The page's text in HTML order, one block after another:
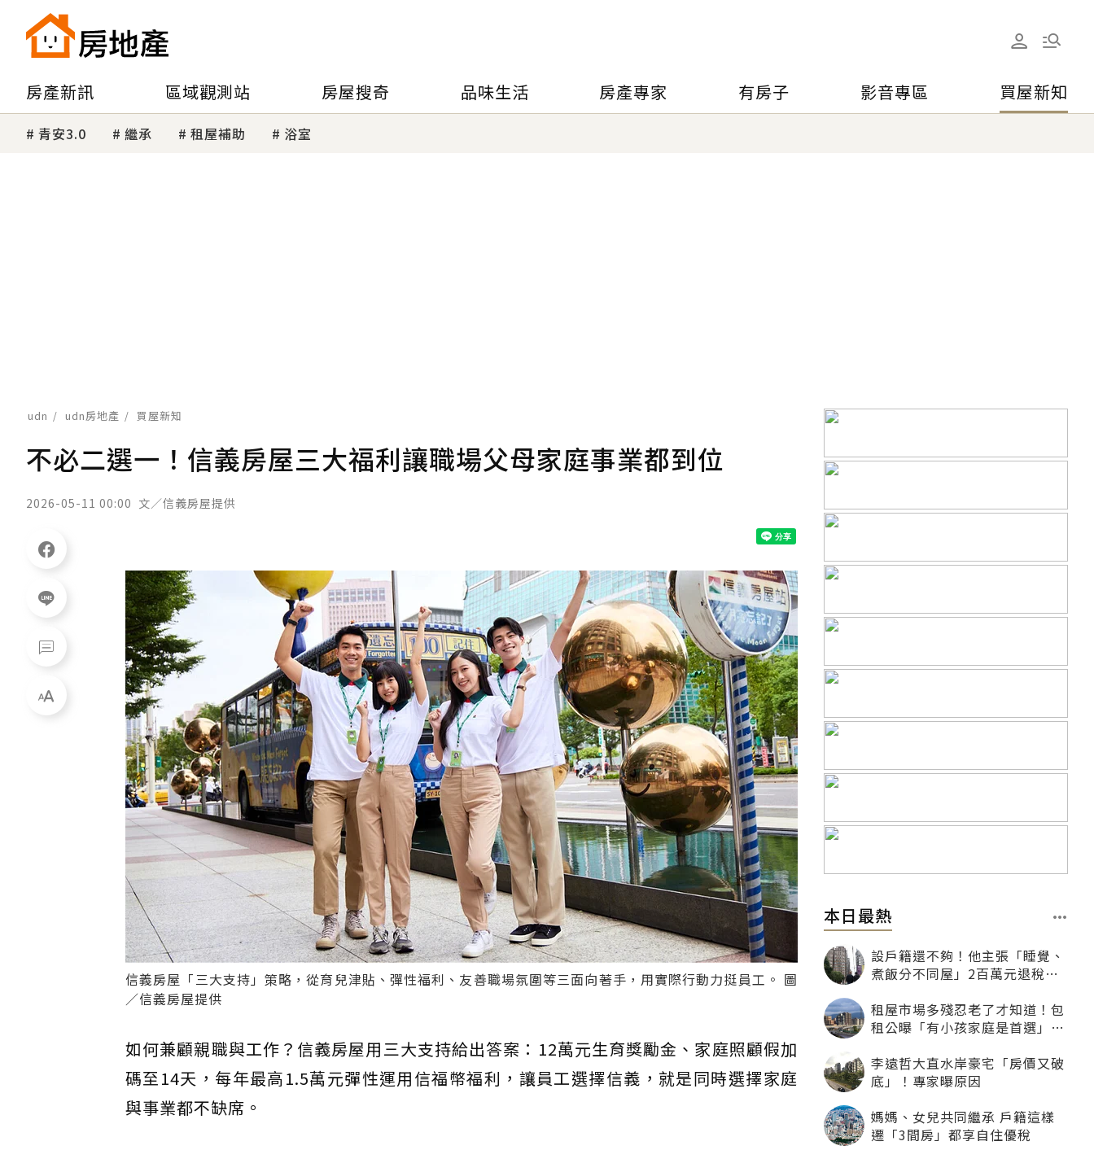
房產新訊 區域觀測站 房屋搜奇 品味生活 房產專家 有房子 影音專區 買屋新知
青安3.0 繼承 租屋補助 浴室
udn udn房地產 買屋新知
不必二選一！信義房屋三大福利讓職場父母家庭事業都到位
2026-05-11 00:00 文／信義房屋提供
信義房屋「三大支持」策略，從育兒津貼、彈性福利、友善職場氛圍等三面向著手，用實際行動力挺員工。 圖
／信義房屋提供
如何兼顧親職與工作？信義房屋用三大支持給出答案：12萬元生育獎勵金、家庭照顧假加
碼至14天，每年最高1.5萬元彈性運用信福幣福利，讓員工選擇信義，就是同時選擇家庭
與事業都不缺席。
本日最熱
設戶籍還不夠！他主張「睡覺、
煮飯分不同屋」2百萬元退稅照
租屋市場多殘忍老了才知道！包
租公曝「有小孩家庭是首選」：
李遠哲大直水岸豪宅「房價又破
底」！專家曝原因
媽媽、女兒共同繼承 戶籍這樣
遷「3間房」都享自住優稅